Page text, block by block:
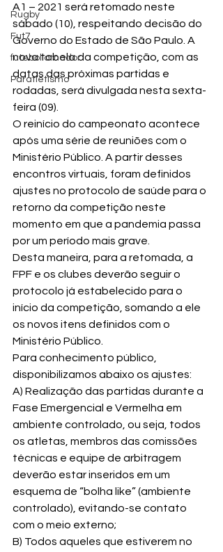
Rugby
Fut7
futebol amador
Paratletismo
A1 – 2021 será retomado neste
sábado (10), respeitando decisão do
Governo do Estado de São Paulo. A
nova tabela da competição, com as
datas das próximas partidas e
rodadas, será divulgada nesta sexta-
feira (09).
O reinício do campeonato acontece
após uma série de reuniões com o
Ministério Público. A partir desses
encontros virtuais, foram definidos
ajustes no protocolo de saúde para o
retorno da competição neste
momento em que a pandemia passa
por um período mais grave.
Desta maneira, para a retomada, a
FPF e os clubes deverão seguir o
protocolo já estabelecido para o
início da competição, somando a ele
os novos itens definidos com o
Ministério Público.
Para conhecimento público,
disponibilizamos abaixo os ajustes:
A) Realização das partidas durante a
Fase Emergencial e Vermelha em
ambiente controlado, ou seja, todos
os atletas, membros das comissões
técnicas e equipe de arbitragem
deverão estar inseridos em um
esquema de “bolha like” (ambiente
controlado), evitando-se contato
com o meio externo;
B) Todos aqueles que estiverem no